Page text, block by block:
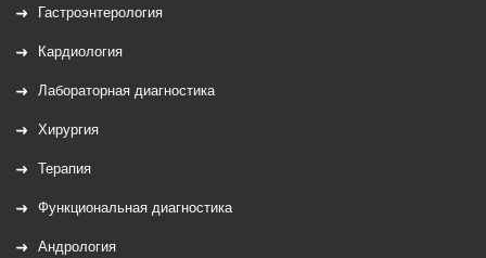
Гастроэнтерология
Кардиология
Лабораторная диагностика
Хирургия
Терапия
Функциональная диагностика
Андрология